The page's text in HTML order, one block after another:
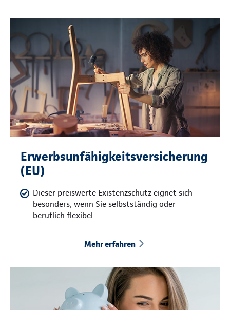
Erwerbsunfähigkeitsversicherung
(EU)
Dieser preiswerte Existenzschutz eignet sich
besonders, wenn Sie selbstständig oder
beruflich flexibel.
Mehr erfahren